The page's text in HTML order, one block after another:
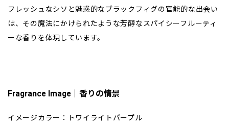
フレッシュなシソと魅惑的なブラックフィグの官能的な出会い
は、その魔法にかけられたような芳醇なスパイシーフルーティ
ーな香りを体現しています。
Fragrance Image｜香りの情景
イメージカラー：トワイライトパープル